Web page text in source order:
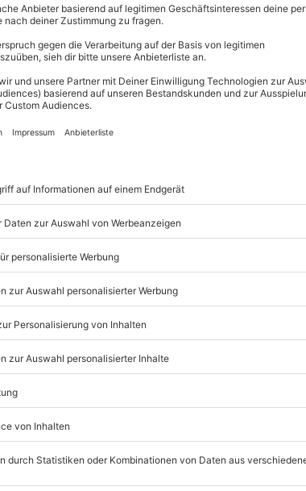
Fußball, mit einer klitzekleinen Änderung. Denn
sogenannteBumper
Football, werden Fouls hier sogar erwünscht
Trommel Deine fünf Lieblingsmitspieler
um die Wette.